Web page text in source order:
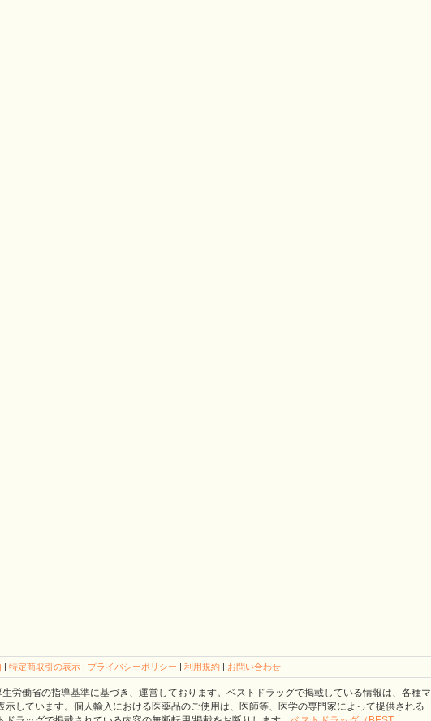
| 特定商取引の表示 | プライバシーポリシー | 利用規約 | お問い合わせ
労働省の指導基準に基づき、運営しております。ベストドラッグで掲載している情報は、各種マ
しています。個人輸入における医薬品のご使用は、医師等、医学の専門家によって提供される